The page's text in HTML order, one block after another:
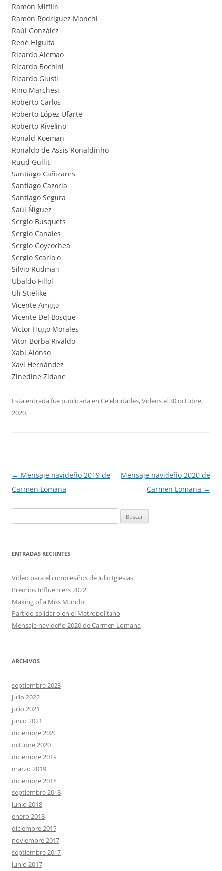
Ramón Mifflin
Ramón Rodríguez Monchi
Raúl González
René Higuita
Ricardo Alemao
Ricardo Bochini
Ricardo Giusti
Rino Marchesi
Roberto Carlos
Roberto López Ufarte
Roberto Rivelino
Ronald Koeman
Ronaldo de Assis Ronaldinho
Ruud Gullit
Santiago Cañizares
Santiago Cazorla
Santiago Segura
Saúl Ñíguez
Sergio Busquets
Sergio Canales
Sergio Goycochea
Sergio Scariolo
Silvio Rudman
Ubaldo Fillol
Uli Stielike
Vicente Amigo
Vicente Del Bosque
Víctor Hugo Morales
Vitor Borba Rivaldo
Xabi Alonso
Xavi Hernández
Zinedine Zidane
Esta entrada fue publicada en Celebridades,Vídeosel30 octubre,
2020.
Navegación
de
← Mensaje navideño 2019 de
Carmen Lomana
Mensaje navideño 2020 de
Carmen Lomana →
ENTRADAS RECIENTES
Vídeo para el cumpleaños de Julio Iglesias
Premios Influencers 2022
Making of a Miss Mundo
Partido solidario en el Metropolitano
Mensaje navideño 2020 de Carmen Lomana
ARCHIVOS
septiembre 2023
julio 2022
julio 2021
junio 2021
diciembre 2020
octubre 2020
diciembre 2019
marzo 2019
diciembre 2018
septiembre 2018
junio 2018
enero 2018
diciembre 2017
noviembre 2017
septiembre 2017
junio 2017